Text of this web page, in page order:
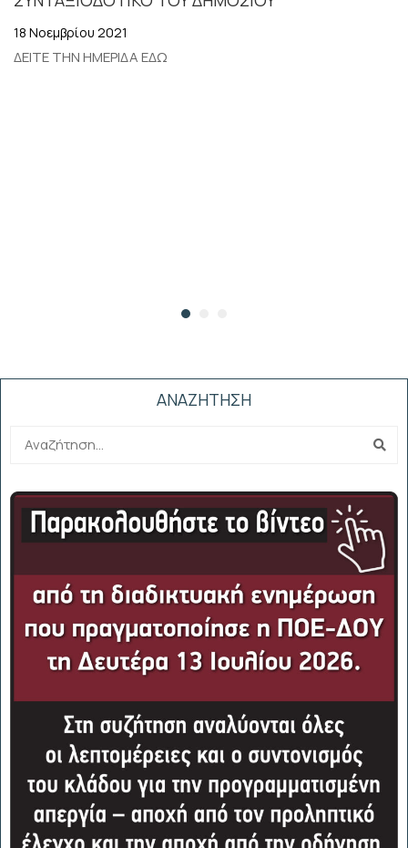
18 Νοεμβρίου 2021
ΔΕΙΤΕ ΤΗΝ ΗΜΕΡΙΔΑ ΕΔΩ
ΑΝΑΖΗΤΗΣΗ